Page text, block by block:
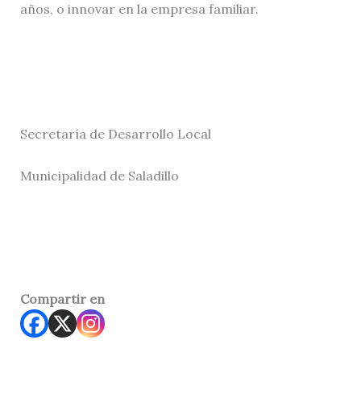
años, o innovar en la empresa familiar.
Secretaría de Desarrollo Local
Municipalidad de Saladillo
Compartir en